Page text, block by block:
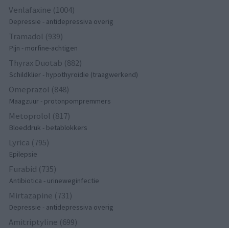
Venlafaxine (1004)
Depressie - antidepressiva overig
Tramadol (939)
Pijn - morfine-achtigen
Thyrax Duotab (882)
Schildklier - hypothyroidie (traagwerkend)
Omeprazol (848)
Maagzuur - protonpompremmers
Metoprolol (817)
Bloeddruk - betablokkers
Lyrica (795)
Epilepsie
Furabid (735)
Antibiotica - urineweginfectie
Mirtazapine (731)
Depressie - antidepressiva overig
Amitriptyline (699)